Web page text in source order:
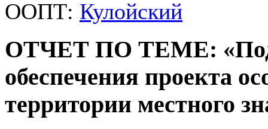
ООПТ: Кулойский
ОТЧЕТ ПО ТЕМЕ:
обеспечения проекта
территории местного